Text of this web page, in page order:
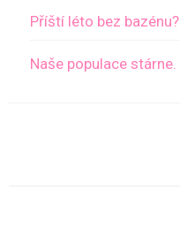
Příští léto bez bazénu?
Naše populace stárne.